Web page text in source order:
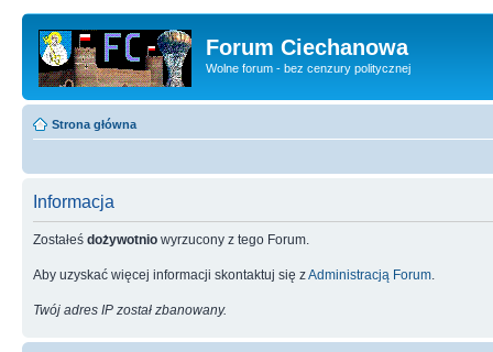
Forum Ciechanowa
Wolne forum - bez cenzury politycznej
Strona główna
Informacja
Zostałeś dożywotnio wyrzucony z tego Forum.
Aby uzyskać więcej informacji skontaktuj się zAdministracją Forum
Twój adres IP został zbanowany.